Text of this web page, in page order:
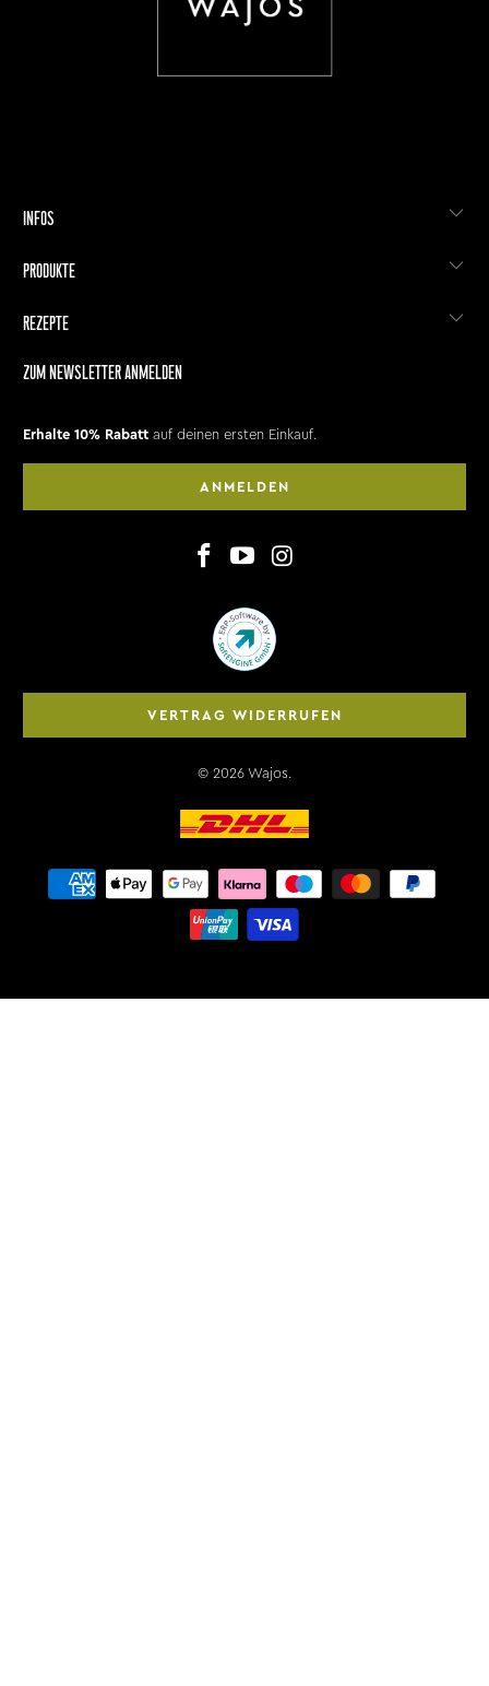
INFOS
PRODUKTE
REZEPTE
ZUM NEWSLETTER ANMELDEN
Erhalte 10% Rabatt auf deinen ersten Einkauf.
ANMELDEN
VERTRAG WIDERRUFEN
© 2026 Wajos.